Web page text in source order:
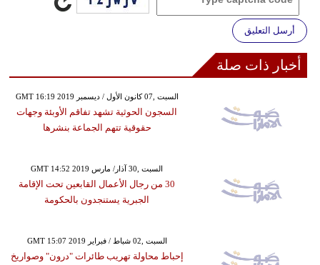
أرسل التعليق
أخبار ذات صلة
GMT 16:19 2019 السبت ,07 كانون الأول / ديسمبر
السجون الحوثية تشهد تفاقم الأوبئة وجهات
حقوقية تتهم الجماعة بنشرها
GMT 14:52 2019 السبت ,30 آذار/ مارس
30 من رجال الأعمال القابعين تحت الإقامة
الجبرية يستنجدون بالحكومة
GMT 15:07 2019 السبت ,02 شباط / فبراير
إحباط محاولة تهريب طائرات "درون" وصواريخ